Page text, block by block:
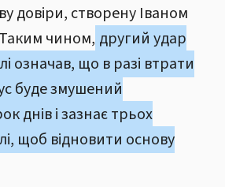
довіри, створену Іваном
чином, другий удар
означав, що в разі втрати
буде змушений
днів і зазнає трьох
щоб відновити основу